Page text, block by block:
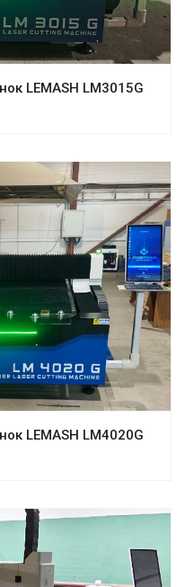
LEMASH LM3015G
LEMASH LM4020G